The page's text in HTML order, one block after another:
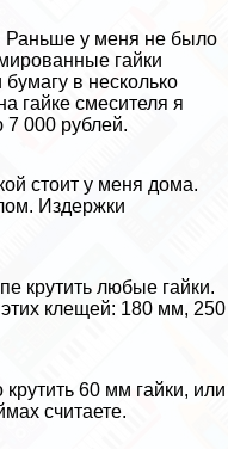
Раньше у меня не было
гайки
в несколько
гайке смесителя я
7 000 рублей.
стоит у меня дома.
Издержки
крутить любые гайки.
клещей: 180 мм, 250
60 мм гайки, или
считаете.